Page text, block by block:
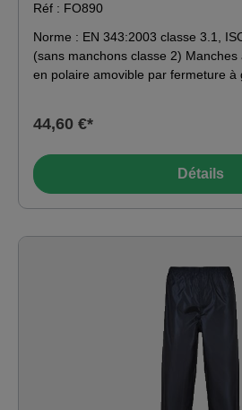
Réf : FO890
Norme : EN 343:2003 classe 3.1,
(sans manchons classe 2) Manches amovibles et doublure
en polaire amovible par fermeture à
Matériau : 100 % polyester
44,60 €*
Détails